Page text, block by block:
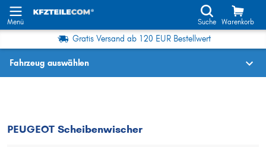
Menü Suche Warenkorb
Gratis Versand ab 120 EUR Bestellwert
Fahrzeug auswählen
Wo finde ich die?
PEUGEOT Scheibenwischer